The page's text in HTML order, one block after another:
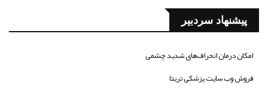
پیشنهاد سردبیر
امکان درمان انحراف‌های شدید چشمی
فروش وب سایت پزشکی تریتا